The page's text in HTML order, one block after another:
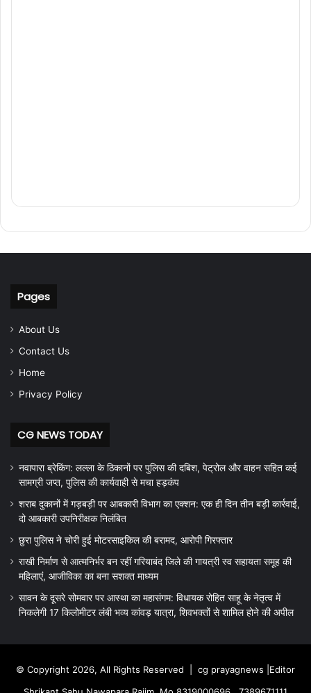
Pages
About Us
Contact Us
Home
Privacy Policy
CG NEWS TODAY
नवापारा ब्रेकिंग: लल्ला के ठिकानों पर पुलिस की दबिश, पेट्रोल और वाहन सहित कई
सामग्री जप्त, पुलिस की कार्यवाही से मचा हड़कंप
शराब दुकानों में गड़बड़ी पर आबकारी विभाग का एक्शन: एक ही दिन तीन बड़ी कार्रवाई,
दो आबकारी उपनिरीक्षक निलंबित
छुरा पुलिस ने चोरी हुई मोटरसाइकिल की बरामद, आरोपी गिरफ्तार
राखी निर्माण से आत्मनिर्भर बन रहीं गरियाबंद जिले की गायत्री स्व सहायता समूह की
महिलाएं, आजीविका का बना सशक्त माध्यम
सावन के दूसरे सोमवार पर आस्था का महासंगम: विधायक रोहित साहू के नेतृत्व में
निकलेगी 17 किलोमीटर लंबी भव्य कांवड़ यात्रा, शिवभक्तों से शामिल होने की अपील
© Copyright 2026, All Rights Reserved | cg prayagnews |Editor